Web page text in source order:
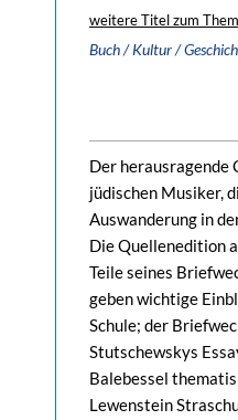
weitere Titel zum
Buch / Kultur /
Der herausragende
jüdischen Musiker,
Auswanderung in
Die Quellenedition
Teile seines
geben wichtige
Schule; der
Stutschewskys
Balebessel
Lewenstein